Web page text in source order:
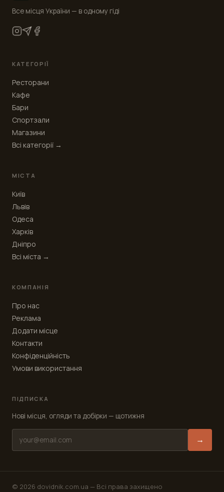
Все місця України — в одному гіді
КАТЕГОРІЇ
Ресторани
Кафе
Бари
Спортзали
Магазини
Всі категорії →
МІСТА
Київ
Львів
Одеса
Харків
Дніпро
Всі міста →
КОМПАНІЯ
Про нас
Реклама
Додати місце
Контакти
Конфіденційність
Умови використання
ПІДПИСКА
Нові місця, огляди та добірки — щотижня
→
© 2026 dovidnik.com.ua — Всі права захищено